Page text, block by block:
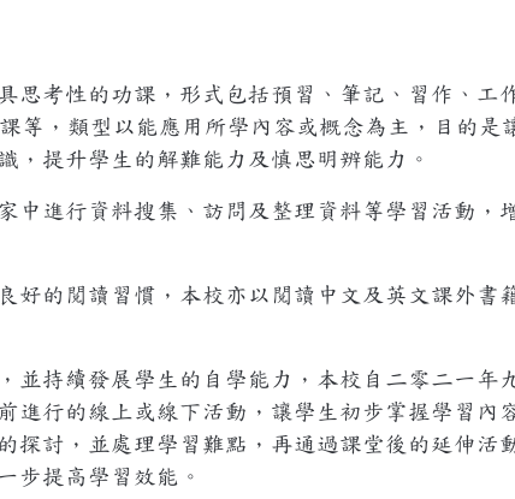
思考性的功課，形式包括預習、筆記、習作、工
等，類型以能應用所學內容或概念為主，目的是
，提升學生的解難能力及慎思明辨能力。
中進行資料搜集、訪問及整理資料等學習活動，
好的閲讀習慣，本校亦以閲讀中文及英文課外書
並持續發展學生的自學能力，本校自二零二一年
進行的線上或線下活動，讓學生初步掌握學習內
探討，並處理學習難點，再通過課堂後的延伸活
步提高學習效能。